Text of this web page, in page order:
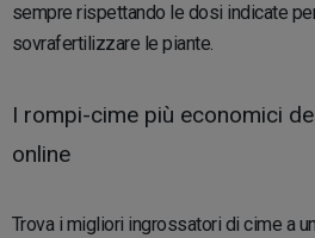
sempre rispettando le dosi indicate
sovrafertilizzare le piante.
I rompi-cime più economici
online
Trova i migliori ingrossatori di cime a